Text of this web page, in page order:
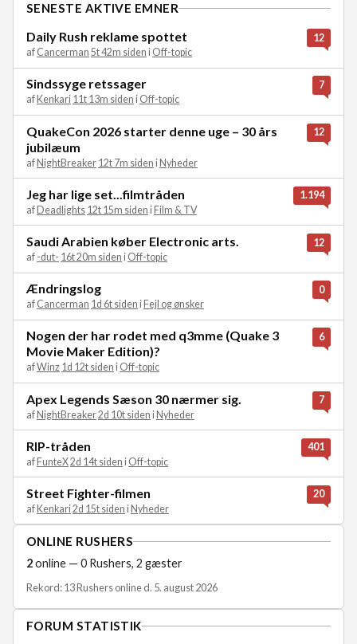
SENESTE AKTIVE EMNER
Daily Rush reklame spottet
af Cancerman 5t 42m siden i Off-topic
12
Sindssyge retssager
af Kenkari 11t 13m siden i Off-topic
7
QuakeCon 2026 starter denne uge – 30 års
jubilæum
afNightBreaker 12t 7m siden iNyheder
12
Jeg har lige set...filmtråden
af Deadlights 12t 15m siden i Film & TV
1.194
Saudi Arabien køber Electronic arts.
af -dut- 16t 20m siden i Off-topic
12
Ændringslog
af Cancerman 1d 6t siden i Fejl og ønsker
0
Nogen der har rodet med q3mme (Quake 3
Movie Maker Edition)?
afWinz 1d 12t siden i Off-topic
6
Apex Legends Sæson 30 nærmer sig.
afNightBreaker2d 10t siden iNyheder
7
RIP-tråden
afFunteX2d 14t siden i Off-topic
401
Street Fighter-filmen
af Kenkari2d 15t siden i Nyheder
20
ONLINE RUSHERS
2online — 0 Rushers, 2 gæster
Rekord: 13 Rushers online d. 5. august 2026
FORUM STATISTIK